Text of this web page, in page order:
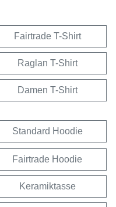
Fairtrade T-Shirt
Raglan T-Shirt
Damen T-Shirt
Standard Hoodie
Fairtrade Hoodie
Keramiktasse